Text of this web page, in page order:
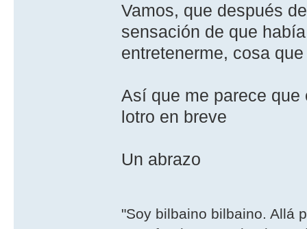
Vamos, que después
sensación de que
entretenerme, cosa
Así que me parece
lotro en breve
Un abrazo
"Soy bilbaino bilbaino. Allá